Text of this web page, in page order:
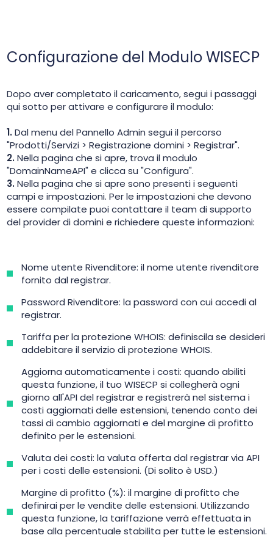
Configurazione del Modulo WISECP
Dopo aver completato il caricamento, segui i passaggi
qui sotto per attivare e configurare il modulo:
1.Dal menu del Pannello Admin segui il percorso
"Prodotti/Servizi > Registrazione domini > Registrar".
2.Nella pagina che si apre, trova il modulo
"DomainNameAPI" e clicca su "Configura".
3.Nella pagina che si apre sono presenti i seguenti
campi e impostazioni. Per le impostazioni che devono
essere compilate puoi contattare il team di supporto
del provider di domini e richiedere queste informazioni:
Nome utente Rivenditore: il nome utente rivenditore
fornito dal registrar.
Password Rivenditore: la password con cui accedi al
registrar.
Tariffa per la protezione WHOIS: definiscila se desideri
addebitare il servizio di protezione WHOIS.
Aggiorna automaticamente i costi: quando abiliti
questa funzione, il tuo WISECP si collegherà ogni
giorno all'API del registrar e registrerà nel sistema i
costi aggiornati delle estensioni, tenendo conto dei
tassi di cambio aggiornati e del margine di profitto
definito per le estensioni.
Valuta dei costi: la valuta offerta dal registrar via API
per i costi delle estensioni. (Di solito è USD.)
Margine di profitto (%): il margine di profitto che
definirai per le vendite delle estensioni. Utilizzando
questa funzione, la tariffazione verrà effettuata in
base alla percentuale stabilita per tutte le estensioni.